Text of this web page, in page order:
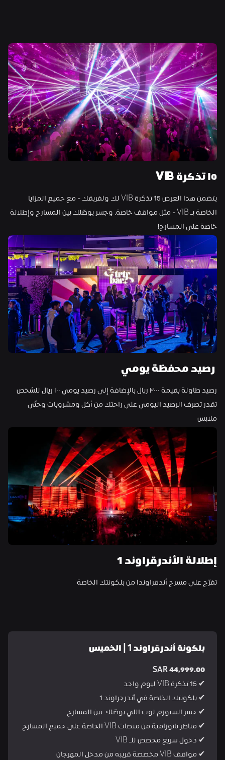
١٥ تذكرة VIB
خاصة على المسارح!
رصيد طاولة بقيمة ٣٠٠٠ ريال بالإضافة إلى رصيد يومي ١٠٠ ريال للشخص
ملابس
إطلالة الأندرقراوند 1
تفرّج على مسرح أندقراوند١ من بلكونتك الخاصة
بلكونة أندرقراوند 1 | الخميس
SAR 44,999.00
✔ 15 تذكرة VIB ليوم واحد
✔ بلكونتك الخاصة في أندرجراوند 1
✔ جسر الستورم لوب اللي يوصّلك بين المسارح
✔ مناظر بانورامية من منصات VIB الخاصة على جميع المسارح
✔ دخول سريع مخصص للـ VIB
✔ مواقف VIB مخصصة قريبه من مدخل المهرجان